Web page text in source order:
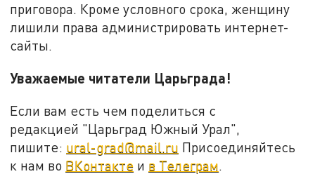
приговора. Кроме условного срока, женщину
лишили права администрировать интернет-
сайты.
Уважаемые читатели Царьграда!
Если вам есть чем поделиться с
редакцией "Царьград Южный Урал",
пишите: ural-grad@mail.ru Присоединяйтесь
к нам во ВКонтакте и в Телеграм